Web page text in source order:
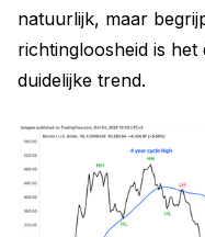
natuurlijk, maar
richtingloosheid is
duidelijke trend.